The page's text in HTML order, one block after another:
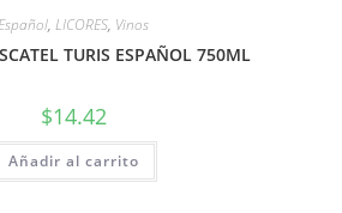
, LICORES, Vinos
TURIS ESPAÑOL 750ML
$14.42
Añadir al carrito